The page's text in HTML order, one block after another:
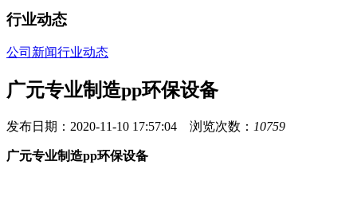
行业动态
公司新闻行业动态
广元专业制造pp环保设备
发布日期：2020-11-10 17:57:04 浏览次数： 10759
广元专业制造pp环保设备